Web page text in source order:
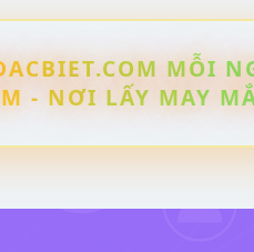
MỖI
- NƠI LẤY MAY